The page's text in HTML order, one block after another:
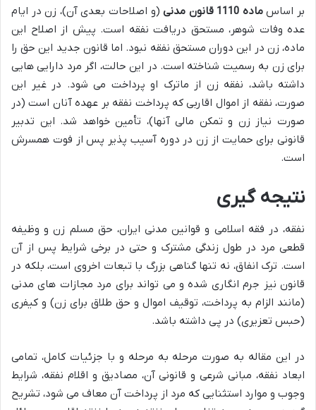
بر اساسماده 1110 قانون مدنی
(و اصلاحات بعدی آن)، زن در ایام
عده وفات شوهر، مستحق دریافت نفقه است. پیش از اصلاح این
ماده، زن در این دوران مستحق نفقه نبود. اما قانون جدید این حق را
برای زن به رسمیت شناخته است. در این حالت، اگر مرد دارایی هایی
داشته باشد، نفقه زن از ماترک او پرداخت می شود. در غیر این
صورت، نفقه از اموال اقاربی که پرداخت نفقه بر عهده آنان است (در
صورت نیاز زن و تمکن مالی آنها)، تأمین خواهد شد. این تدبیر
قانونی برای حمایت از زن در دوره آسیب پذیر پس از فوت همسرش
است.
نتیجه گیری
نفقه، در فقه اسلامی و قوانین مدنی ایران، حق مسلم زن و وظیفه
قطعی مرد در طول زندگی مشترک و حتی در برخی شرایط پس از آن
است. ترک انفاق، نه تنها گناهی بزرگ با تبعات اخروی است، بلکه در
قانون نیز جرم انگاری شده و می تواند برای مرد مجازات های مدنی
(مانند الزام به پرداخت، توقیف اموال و حق طلاق برای زن) و کیفری
(حبس تعزیری) در پی داشته باشد.
در این مقاله به صورت مرحله به مرحله و با جزئیات کامل، تمامی
ابعاد نفقه، مبانی شرعی و قانونی آن، مصادیق و اقلام نفقه، شرایط
وجوب و موارد استثنایی که مرد از پرداخت آن معاف می شود، تشریح